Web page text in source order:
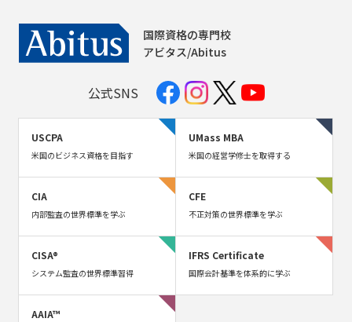
国際資格の専門校
アビタス/Abitus
公式SNS
USCPA
米国のビジネス資格を目指す
UMass MBA
米国の経営学修士を取得する
CIA
内部監査の世界標準を学ぶ
CFE
不正対策の世界標準を学ぶ
CISA®
システム監査の世界標準習得
IFRS Certificate
国際会計基準を体系的に学ぶ
AAIA™